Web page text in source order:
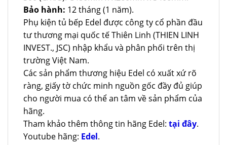
Bảo hành: 12 tháng (1 năm).
Phụ kiện tủ bếp Edel được công ty cổ phần đầu
tư thương mại quốc tế Thiên Linh (THIEN LINH
INVEST., JSC) nhập khẩu và phân phối trên thị
trường Việt Nam.
Các sản phẩm thương hiệu Edel có xuất xứ rõ
ràng, giấy tờ chức minh nguồn gốc đầy đủ giúp
cho người mua có thể an tâm về sản phẩm của
hãng.
Tham khảo thêm thông tin hãng Edel: tại đây.
Youtube hãng: Edel.